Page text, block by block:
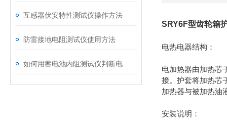
互感器伏安特性测试仪操作方法
防雷接地电阻测试仪使用方法
SRY6F型齿轮箱
电热电器结构：
电加热器由加热芯
接。护套将加热芯
加热器与被加热油
安装说明：